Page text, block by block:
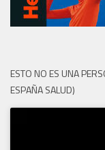
ESTO NO ES UNA
ESPAÑA SALUD)